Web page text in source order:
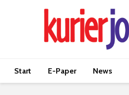
Start E-Paper News